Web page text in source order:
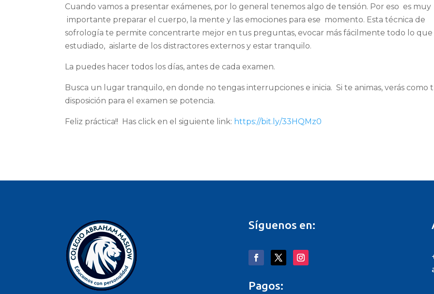
Cuando vamos a presentar exámenes, por lo general tenemos algo de tensión. Por eso es muy
importante preparar el cuerpo, la mente y las emociones para ese momento. Esta técnica de
sofrología te permite concentrarte mejor en tus preguntas, evocar más fácilmente todo lo que
estudiado, aislarte de los distractores externos y estar tranquilo.
La puedes hacer todos los días, antes de cada examen.
Busca un lugar tranquilo, en donde no tengas interrupciones e inicia. Si te animas, verás como
disposición para el examen se potencia.
Feliz práctica!! Has click en el siguiente link: https://bit.ly/33HQMz0
Síguenos en:
Pagos: